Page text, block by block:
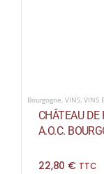
Bourgogne,VINS,VINS
CHÂTEAU DE
A.O.C.
22,80 € TTC